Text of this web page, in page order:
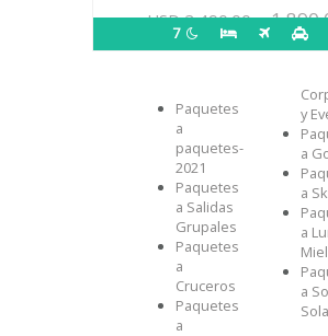
7
USD2,490.00
Paquetes
a
paquetes-
2021
Paquetes
a Salidas
Grupales
Paquetes
a
Cruceros
Paquetes
a
y
a
a
a
Miel
a